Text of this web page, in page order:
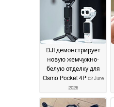
June 2026
DJI демонстрирует
новую жемчужно-
белую отделку для
Osmo Pocket 4P 02 June
2026